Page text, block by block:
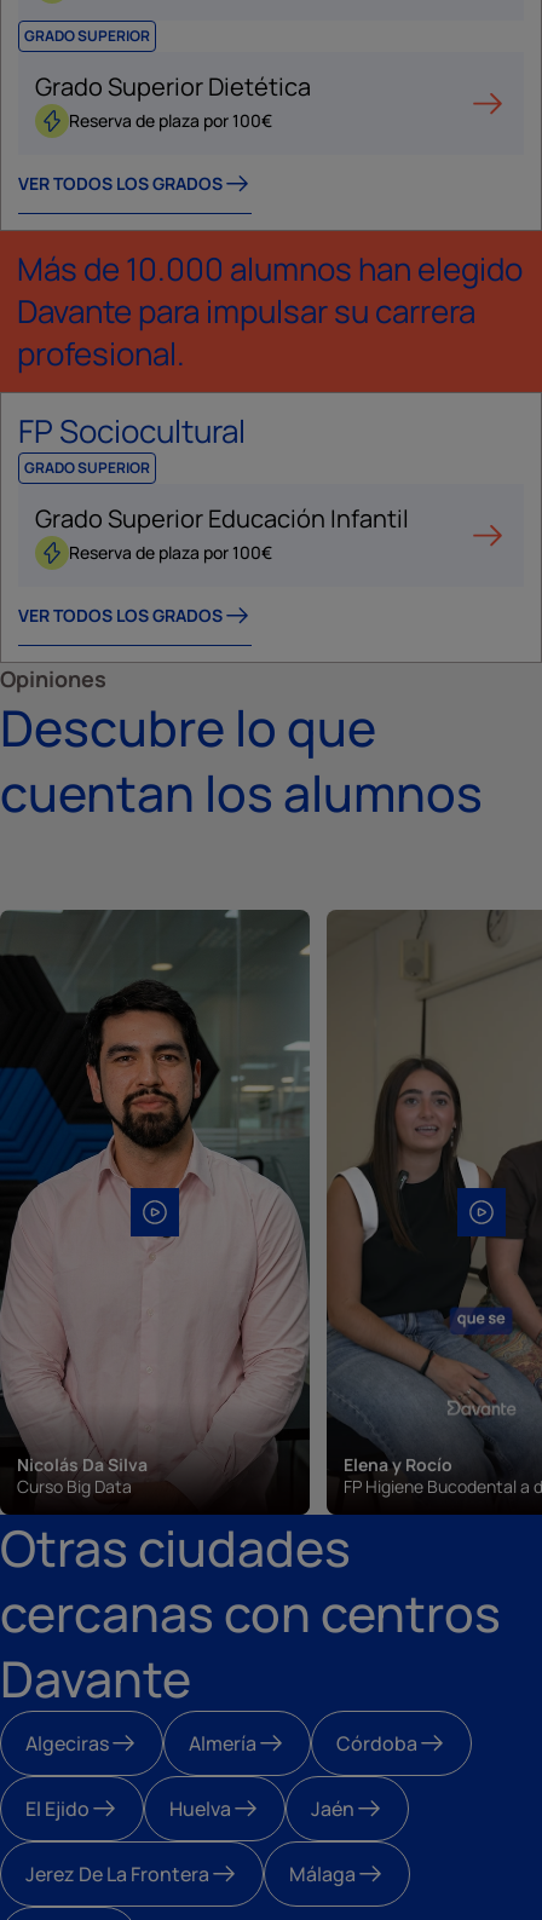
GRADO SUPERIOR
Grado Superior Dietética
Reserva de plaza por 100€
VER TODOS LOS GRADOS
Más de 10.000 alumnos han elegido
Davante para impulsar su carrera
profesional.
FP Sociocultural
GRADO SUPERIOR
Grado Superior Educación Infantil
Reserva de plaza por 100€
VER TODOS LOS GRADOS
Opiniones
Descubre lo que
cuentan los alumnos
Nicolás Da Silva
Curso Big Data
Elena y Rocío
FP Higiene Bucodental a
Otras ciudades
cercanas con centros
Davante
Algeciras Almería Córdoba
El Ejido Huelva Jaén
Jerez De La Frontera Málaga